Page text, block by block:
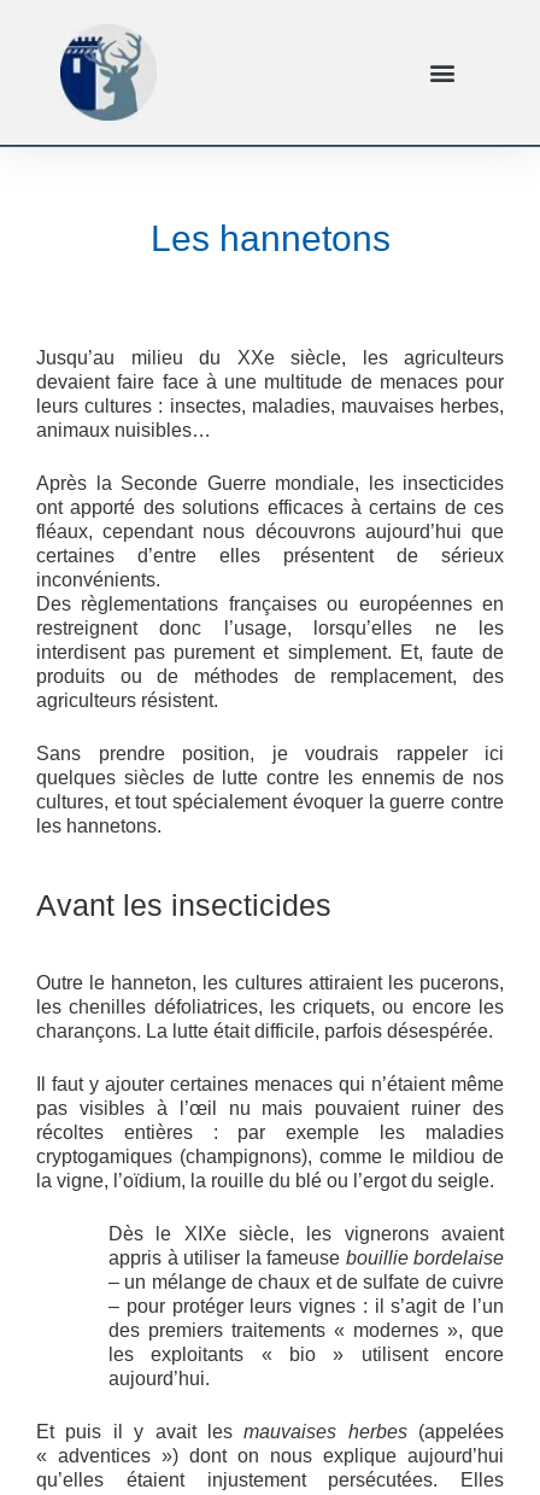
Les hannetons
Jusqu’au milieu du XXe siècle, les agriculteurs
devaient faire face à une multitude de menaces pour
leurs cultures : insectes, maladies, mauvaises herbes,
animaux nuisibles…
Après la Seconde Guerre mondiale, les insecticides
ont apporté des solutions efficaces à certains de ces
fléaux, cependant nous découvrons aujourd’hui que
certaines d’entre elles présentent de sérieux
inconvénients.
Des règlementations françaises ou européennes en
restreignent donc l’usage, lorsqu’elles ne les
interdisent pas purement et simplement. Et, faute de
produits ou de méthodes de remplacement, des
agriculteurs résistent.
Sans prendre position, je voudrais rappeler ici
quelques siècles de lutte contre les ennemis de nos
cultures, et tout spécialement évoquer la guerre contre
les hannetons.
Avant les insecticides
Outre le hanneton, les cultures attiraient les pucerons,
les chenilles défoliatrices, les criquets, ou encore les
charançons. La lutte était difficile, parfois désespérée.
Il faut y ajouter certaines menaces qui n’étaient même
pas visibles à l’œil nu mais pouvaient ruiner des
récoltes entières : par exemple les maladies
cryptogamiques (champignons), comme le mildiou de
la vigne, l’oïdium, la rouille du blé ou l’ergot du seigle.
Dès le XIXe siècle, les vignerons avaient
appris à utiliser la fameuse bouillie bordelaise
– un mélange de chaux et de sulfate de cuivre
– pour protéger leurs vignes : il s’agit de l’un
des premiers traitements « modernes », que
les exploitants « bio » utilisent encore
aujourd’hui.
Et puis il y avait lesmauvaises herbes (appelées
« adventices ») dont on nous explique aujourd’hui
qu’elles étaient injustement persécutées. Elles